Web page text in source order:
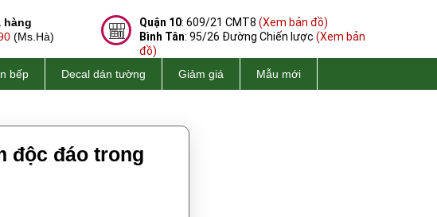
hàng
(Ms.Hà)
Quận 10: 609/21 CMT8 (Xem bản đồ)
Bình Tân: 95/26 Đường Chiến lược (Xem bản
đồ)
bếp Decal dán tường Giảm giá Mẫu mới
độc đáo trong